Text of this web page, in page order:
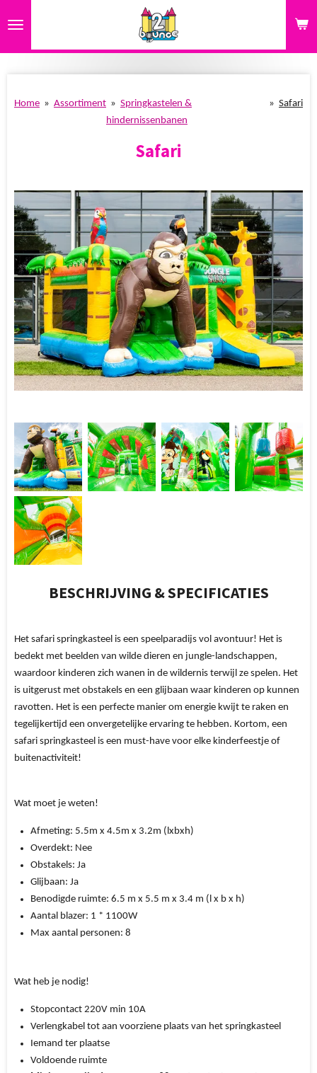
direct
Home » Assortiment » Springkastelen &
hindernissenbanen
» Safari
Safari
BESCHRIJVING & SPECIFICATIES
Het safari springkasteel is een speelparadijs vol avontuur! Het is
bedekt met beelden van wilde dieren en jungle-landschappen,
waardoor kinderen zich wanen in de wildernis terwijl ze spelen. Het
is uitgerust met obstakels en een glijbaan waar kinderen op kunnen
ravotten. Het is een perfecte manier om energie kwijt te raken en
tegelijkertijd een onvergetelijke ervaring te hebben. Kortom, een
safari springkasteel is een must-have voor elke kinderfeestje of
buitenactiviteit!
Wat moet je weten!
Afmeting: 5.5m x 4.5m x 3.2m (lxbxh)
Overdekt: Nee
Obstakels: Ja
Glijbaan: Ja
Benodigde ruimte: 6.5 m x 5.5 m x 3.4 m (l x b x h)
Aantal blazer: 1 * 1100W
Max aantal personen: 8
Wat heb je nodig!
Stopcontact 220V min 10A
Verlengkabel tot aan voorziene plaats van het springkasteel
Iemand ter plaatse
Voldoende ruimte